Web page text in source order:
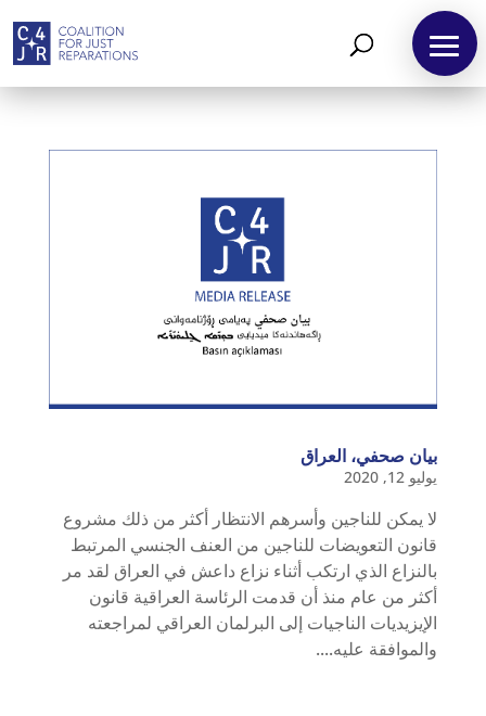
بيان صحفي، العراق
يوليو 12, 2020
لا يمكن للناجين وأسرهم الانتظار أكثر من ذلك مشروع
قانون التعويضات للناجين من العنف الجنسي المرتبط
بالنزاع الذي ارتكب أثناء نزاع داعش في العراق لقد مر
أكثر من عام منذ أن قدمت الرئاسة العراقية قانون
الإيزيديات الناجيات إلى البرلمان العراقي لمراجعته
والموافقة عليه....